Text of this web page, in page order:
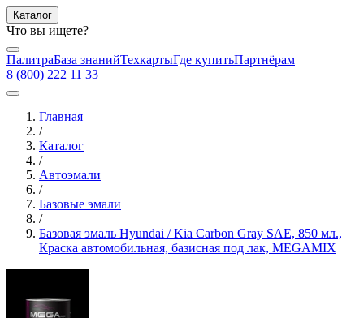
Каталог
Что вы ищете?
ПалитраБаза знанийТехкартыГде купитьПартнёрам
8 (800) 222 11 33
Главная
/
Каталог
/
Автоэмали
/
Базовые эмали
/
Базовая эмаль Hyundai / Kia Carbon Gray SAE, 850 мл.,
Краска автомобильная, базисная под лак, MEGAMIX